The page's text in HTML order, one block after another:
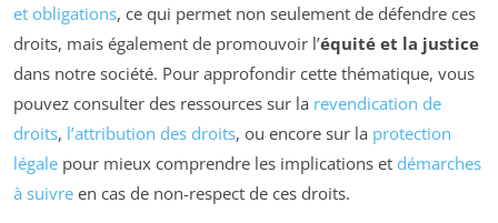
et obligations, ce qui permet non seulement de défendre ces
droits, mais également de promouvoir l’équité et la justice
dans notre société. Pour approfondir cette thématique, vous
pouvez consulter des ressources sur la revendication de
droits, l’attribution des droits, ou encore sur la protection
légale pour mieux comprendre les implications et démarches
à suivre en cas de non-respect de ces droits.